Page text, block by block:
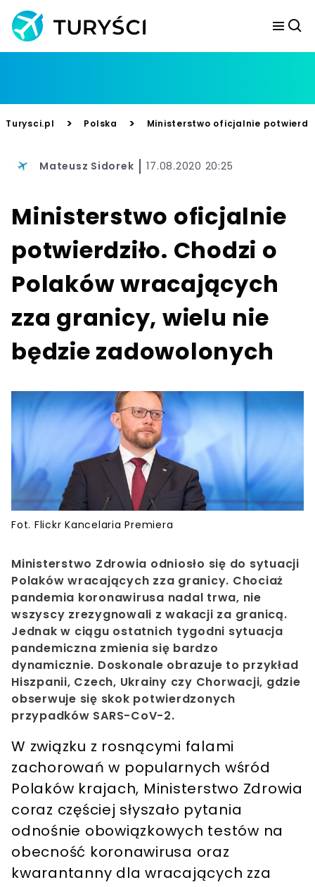
Turysci.pl > Polska > Ministerstwo oficjalnie
Mateusz Sidorek 17.08.2020 20:25
Ministerstwo oficjalnie
potwierdziło. Chodzi o
Polaków wracających
zza granicy, wielu nie
będzie zadowolonych
Fot. Flickr Kancelaria Premiera
Ministerstwo Zdrowia odniosło się do sytuacji
Polaków wracających zza granicy. Chociaż
pandemia koronawirusa nadal trwa, nie
wszyscy zrezygnowali z wakacji za granicą.
Jednak w ciągu ostatnich tygodni sytuacja
pandemiczna zmienia się bardzo
dynamicznie. Doskonale obrazuje to przykład
Hiszpanii, Czech, Ukrainy czy Chorwacji, gdzie
obserwuje się skok potwierdzonych
przypadków SARS-CoV-2.
W związku z rosnącymi falami
zachorowań w popularnych wśród
Polaków krajach, Ministerstwo Zdrowia
coraz częściej słyszało pytania
odnośnie obowiązkowych testów na
obecność koronawirusa oraz
kwarantanny dla wracających zza